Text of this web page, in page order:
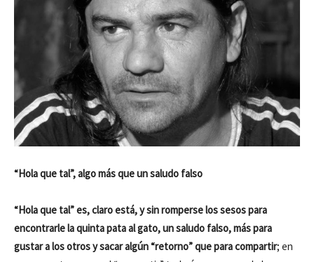
“Hola que tal”, algo más que un saludo falso
“Hola que tal” es, claro está, y sin romperse los sesos para
encontrarle la quinta pata al gato, un saludo falso, más para
gustar a los otros y sacar algún “retorno” que para compartir; en